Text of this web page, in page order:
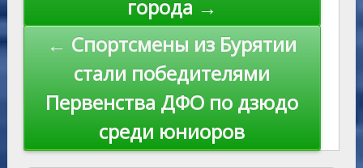
города →
← Спортсмены из Бурятии
стали победителями
Первенства ДФО по дзюдо
среди юниоров